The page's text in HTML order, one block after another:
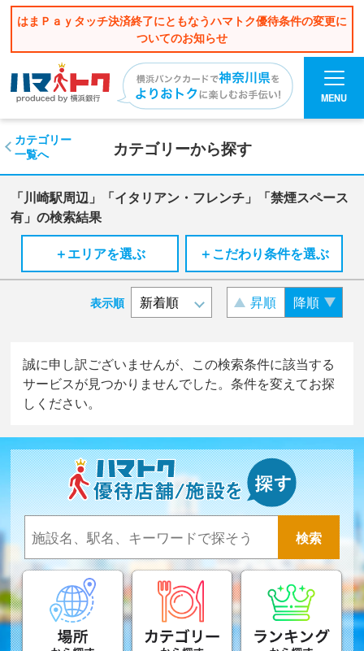
はまＰａｙタッチ決済終了にともなうハマトク優待条件の変更に
ついてのお知らせ
MENU
カテゴリーから探す
カテゴリー
一覧へ
「川崎駅周辺」「イタリアン・フレンチ」「禁煙スペース
有」の検索結果
＋エリアを選ぶ
＋こだわり条件を選ぶ
表示順 昇順 降順
誠に申し訳ございませんが、この検索条件に該当する
サービスが見つかりませんでした。条件を変えてお探
しください。